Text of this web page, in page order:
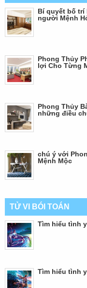
Bí quyết bố trí
người Mệnh
Phong Thủy
lợi Cho Từng
Phong Thủy
những điều
chú ý với
Mệnh Mộc
TỬ VI BÓI TOÁN
Tìm hiểu tình
Tìm hiểu tình